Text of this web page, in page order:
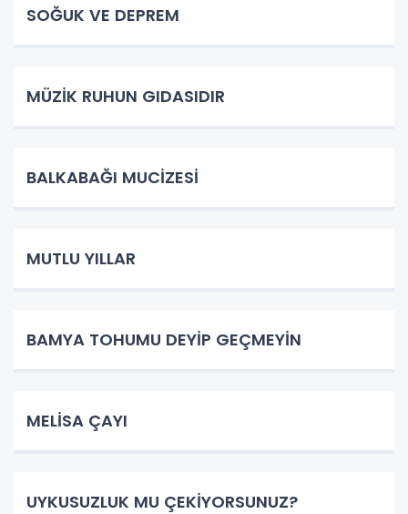
SOĞUK VE DEPREM
MÜZİK RUHUN GIDASIDIR
BALKABAĞI MUCİZESİ
MUTLU YILLAR
BAMYA TOHUMU DEYİP GEÇMEYİN
MELİSA ÇAYI
UYKUSUZLUK MU ÇEKİYORSUNUZ?